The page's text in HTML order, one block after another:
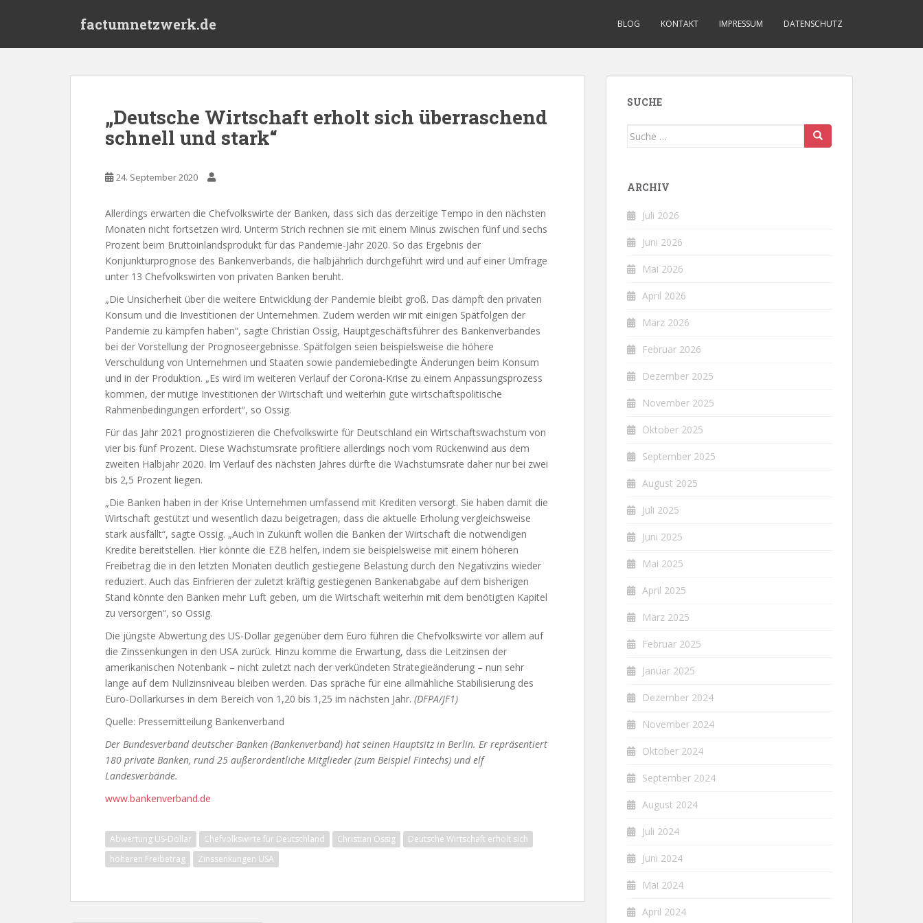
factumnetzwerk.de BLOG KONTAKT IMPRESSUM DATENSCHUTZ
„Deutsche Wirtschaft erholt sich überraschend
schnell und stark“
24. September 2020
Allerdings erwarten die Chefvolkswirte der Banken, dass sich das derzeitige Tempo in den nächsten
Monaten nicht fortsetzen wird. Unterm Strich rechnen sie mit einem Minus zwischen fünf und sechs
Prozent beim Bruttoinlandsprodukt für das Pandemie-Jahr 2020. So das Ergebnis der
Konjunkturprognose des Bankenverbands, die halbjährlich durchgeführt wird und auf einer Umfrage
unter 13 Chefvolkswirten von privaten Banken beruht.
„Die Unsicherheit über die weitere Entwicklung der Pandemie bleibt groß. Das dämpft den privaten
Konsum und die Investitionen der Unternehmen. Zudem werden wir mit einigen Spätfolgen der
Pandemie zu kämpfen haben“, sagte Christian Ossig, Hauptgeschäftsführer des Bankenverbandes
bei der Vorstellung der Prognoseergebnisse. Spätfolgen seien beispielsweise die höhere
Verschuldung von Unternehmen und Staaten sowie pandemiebedingte Änderungen beim Konsum
und in der Produktion. „Es wird im weiteren Verlauf der Corona-Krise zu einem Anpassungsprozess
kommen, der mutige Investitionen der Wirtschaft und weiterhin gute wirtschaftspolitische
Rahmenbedingungen erfordert“, so Ossig.
Für das Jahr 2021 prognostizieren die Chefvolkswirte für Deutschland ein Wirtschaftswachstum von
vier bis fünf Prozent. Diese Wachstumsrate profitiere allerdings noch vom Rückenwind aus dem
zweiten Halbjahr 2020. Im Verlauf des nächsten Jahres dürfte die Wachstumsrate daher nur bei zwei
bis 2,5 Prozent liegen.
„Die Banken haben in der Krise Unternehmen umfassend mit Krediten versorgt. Sie haben damit die
Wirtschaft gestützt und wesentlich dazu beigetragen, dass die aktuelle Erholung vergleichsweise
stark ausfällt“, sagte Ossig. „Auch in Zukunft wollen die Banken der Wirtschaft die notwendigen
Kredite bereitstellen. Hier könnte die EZB helfen, indem sie beispielsweise mit einem höheren
Freibetrag die in den letzten Monaten deutlich gestiegene Belastung durch den Negativzins wieder
reduziert. Auch das Einfrieren der zuletzt kräftig gestiegenen Bankenabgabe auf dem bisherigen
Stand könnte den Banken mehr Luft geben, um die Wirtschaft weiterhin mit dem benötigten Kapitel
zu versorgen“, so Ossig.
Die jüngste Abwertung des US-Dollar gegenüber dem Euro führen die Chefvolkswirte vor allem auf
die Zinssenkungen in den USA zurück. Hinzu komme die Erwartung, dass die Leitzinsen der
amerikanischen Notenbank – nicht zuletzt nach der verkündeten Strategieänderung – nun sehr
lange auf dem Nullzinsniveau bleiben werden. Das spräche für eine allmähliche Stabilisierung des
Euro-Dollarkurses in dem Bereich von 1,20 bis 1,25 im nächsten Jahr. (DFPA/JF1)
Quelle: Pressemitteilung Bankenverband
Der Bundesverband deutscher Banken (Bankenverband) hat seinen Hauptsitz in Berlin. Er repräsentiert
180 private Banken, rund 25 außerordentliche Mitglieder (zum Beispiel Fintechs) und elf
Landesverbände.
www.bankenverband.de
Abwertung US-Dollar Chefvolkswirte für Deutschland Christian Ossig
Deutsche Wirtschaft erholt sich
höheren Freibetrag
Zinssenkungen USA
SUCHE
Suche
ARCHIV
Juli 2026
Juni 2026
Mai 2026
April 2026
März 2026
Februar 2026
Dezember 2025
November 2025
Oktober 2025
September 2025
August 2025
Juli 2025
Juni 2025
Mai 2025
April 2025
März 2025
Februar 2025
Januar 2025
Dezember 2024
November 2024
Oktober 2024
September 2024
August 2024
Juli 2024
Juni 2024
Mai 2024
April 2024